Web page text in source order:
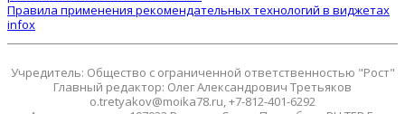
Правила применения рекомендательных технологий в виджетах
infox
Учредитель: Общество с ограниченной ответственностью "Рост"
Главный редактор: Олег Александрович Третьяков
o.tretyakov@moika78.ru, +7-812-401-6292